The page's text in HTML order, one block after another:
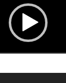
Mejía,